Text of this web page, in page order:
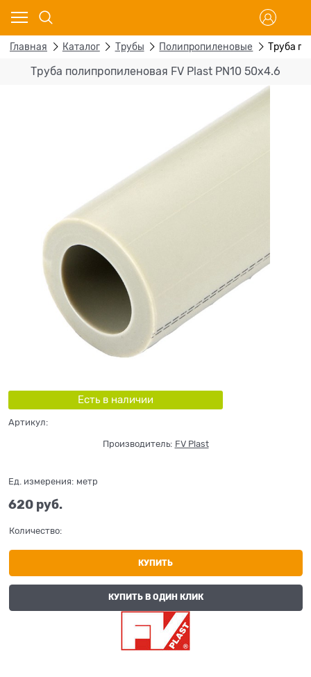
Главная Каталог Трубы Полипропиленовые Труба
Труба полипропиленовая FV Plast PN10 50x4.6
Есть в наличии
Артикул:
Производитель: FV Plast
Ед. измерения: метр
620 руб.
Количество:
КУПИТЬ
КУПИТЬ В ОДИН КЛИК